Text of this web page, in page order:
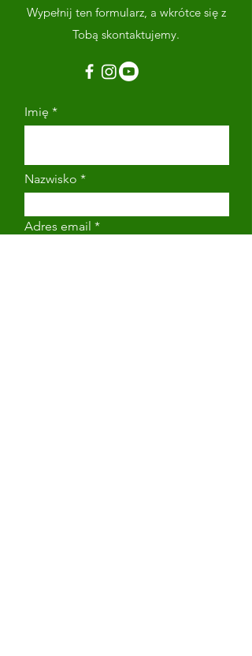
Wypełnij ten formularz, a wkrótce się z
Tobą skontaktujemy.
Imię
Nazwisko
Adres email